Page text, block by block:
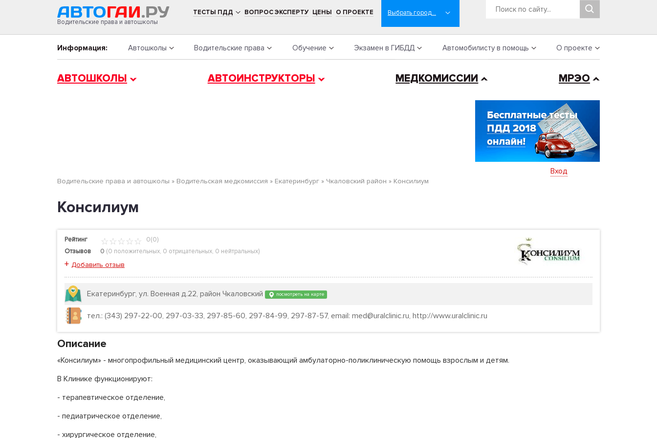
Водительские права и автошколы
ТЕСТЫ ПДД ВОПРОС ЭКСПЕРТУ ЦЕНЫ О ПРОЕКТЕ
Информация: Автошколы Водительские права Обучение Экзамен в ГИБДД Автомобилисту в помощь О проекте
АВТОШКОЛЫ АВТОИНСТРУКТОРЫ МЕДКОМИССИИ МРЭО
Водительские права и автошколы » Водительская медкомиссия » Екатеринбург » Чкаловский район » Консилиум
Вход
Консилиум
Рейтинг
0(0)
Отзывов
0 (0 положительных, 0 отрицательных, 0 нейтральных)
+ Добавить отзыв
Екатеринбург, ул. Военная д.22, район Чкаловский посмотреть на карте
тел.: (343) 297-22-00, 297-03-33, 297-85-60, 297-84-99, 297-87-57, email: med@uralclinic.ru, http://www.uralclinic.ru
Описание
«Консилиум» - многопрофильный медицинский центр, оказывающий амбулаторно-поликлиническую помощь взрослым и детям.
В Клинике функционируют:
- терапевтическое отделение,
- педиатрическое отделение,
- хирургическое отделение,